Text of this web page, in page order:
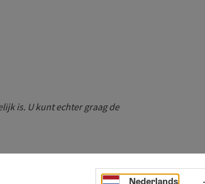
is. U kunt echter graag de
Nederlands